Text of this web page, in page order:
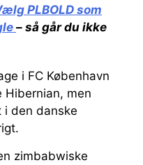
PLBOLD som
– så går du ikke
i FC København
Hibernian, men
i den danske
zimbabwiske